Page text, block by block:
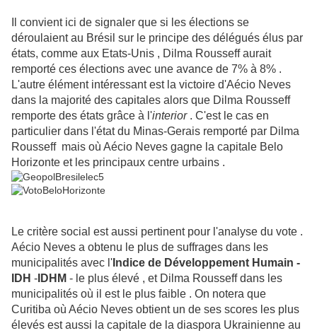
Il convient ici de signaler que si les élections se
déroulaient au Brésil sur le principe des délégués élus par
états, comme aux Etats-Unis , Dilma Rousseff aurait
remporté ces élections avec une avance de 7% à 8% .
L'autre élément intéressant est la victoire d'Aécio Neves
dans la majorité des capitales alors que Dilma Rousseff
remporte des états grâce à l'interior. C'est le cas en
particulier dans l'état du Minas-Gerais remporté par Dilma
Rousseff mais où Aécio Neves gagne la capitale Belo
Horizonte et les principaux centre urbains .
Le critère social est aussi pertinent pour l'analyse du vote .
Aécio Neves a obtenu le plus de suffrages dans les
municipalités avec l' Indice de Développement Humain -
IDH - IDHM - le plus élevé , et Dilma Rousseff dans les
municipalités où il est le plus faible . On notera que
Curitiba où Aécio Neves obtient un de ses scores les plus
élevés est aussi la capitale de la diaspora Ukrainienne au